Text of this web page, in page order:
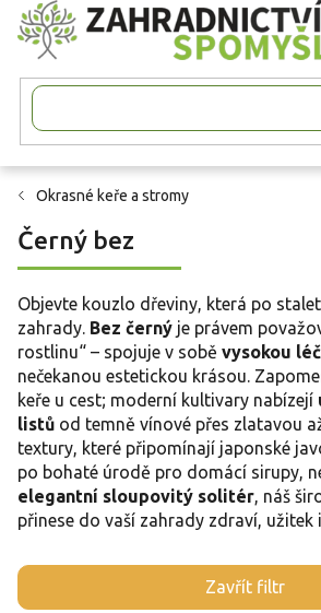
Přejít
na
obsah
Okrasné keře a stromy
Černý bez
Objevte kouzlo dřeviny, která po
zahrady. Bez černý je právem
rostlinu“ – spojuje v sobě vysokou
nečekanou estetickou krásou.
keře u cest; moderní kultivary nabízejí
listů od temně vínové přes zlatavou
textury, které připomínají japonské
po bohaté úrodě pro domácí sirupy,
elegantní sloupovitý solitér , náš
přinese do vaší zahrady zdraví, užitek
Zavřít filtr
V
ý